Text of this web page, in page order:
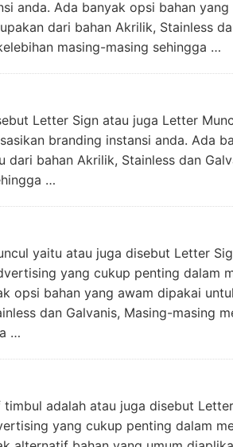
anda. Ada banyak opsi bahan
dari bahan Akrilik, Stainless
masing-masing sehingga …
Letter Sign atau juga Letter
branding instansi anda. Ada
bahan Akrilik, Stainless dan
…
yaitu atau juga disebut Letter
yang cukup penting dalam
opsi bahan yang awam dipakai
dan Galvanis, Masing-masing
…
adalah atau juga disebut
yang cukup penting dalam